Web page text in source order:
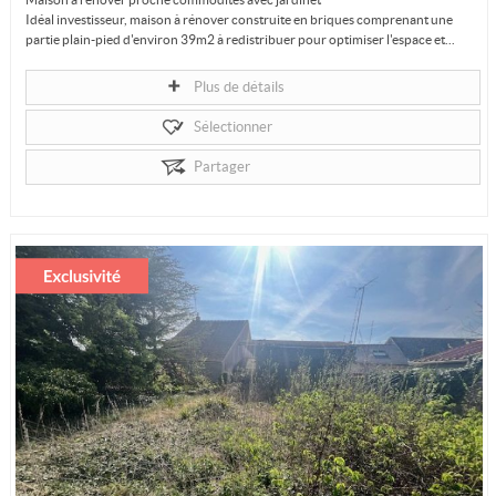
Idéal investisseur, maison à rénover construite en briques comprenant une
partie plain-pied d'environ 39m2 à redistribuer pour optimiser l'espace et...
Plus de détails
Sélectionner
Partager